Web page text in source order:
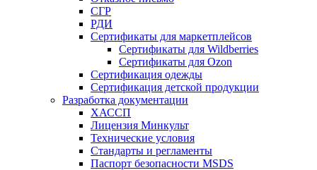
СГР
РДИ
Сертификаты для маркетплейсов
Сертификаты для Wildberries
Сертификаты для Ozon
Сертификация одежды
Сертификация детской продукции
Разработка документации
ХАССП
Лицензия Минкульт
Технические условия
Стандарты и регламенты
Паспорт безопасности MSDS